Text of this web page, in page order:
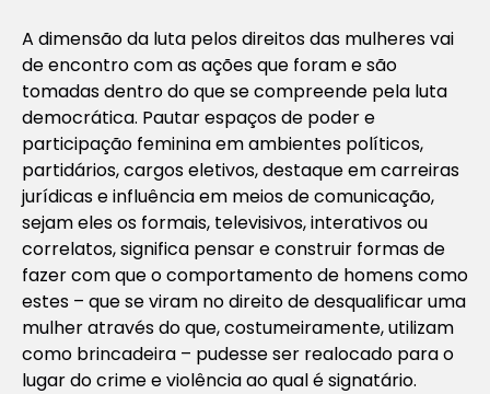
A dimensão da luta pelos direitos das mulheres vai
de encontro com as ações que foram e são
tomadas dentro do que se compreende pela luta
democrática. Pautar espaços de poder e
participação feminina em ambientes políticos,
partidários, cargos eletivos, destaque em carreiras
jurídicas e influência em meios de comunicação,
sejam eles os formais, televisivos, interativos ou
correlatos, significa pensar e construir formas de
fazer com que o comportamento de homens como
estes – que se viram no direito de desqualificar uma
mulher através do que, costumeiramente, utilizam
como brincadeira – pudesse ser realocado para o
lugar do crime e violência ao qual é signatário.